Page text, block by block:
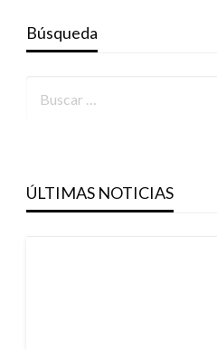
Búsqueda
ÚLTIMAS NOTICIAS